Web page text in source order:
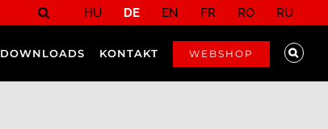
HU DE EN FR RO RU
DOWNLOADS KONTAKT WEBSHOP